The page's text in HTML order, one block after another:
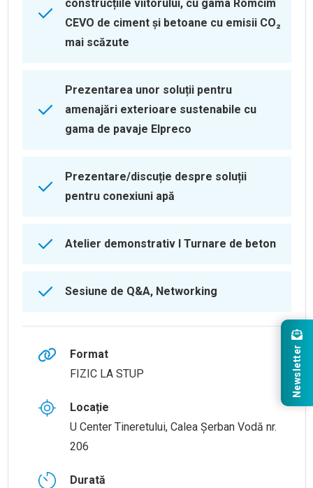
construcțiile viitorului, cu gama Romcim
CEVO de ciment şi betoane cu emisii CO₂
mai scăzute
Prezentarea unor soluții pentru
amenajări exterioare sustenabile cu
gama de pavaje Elpreco
Prezentare/discuție despre soluții
pentru conexiuni apă
Atelier demonstrativ I Turnare de beton
Sesiune de Q&A, Networking
Format
FIZIC LA STUP
Locație
U Center Tineretului, Calea Șerban Vodă nr.
206
Durată
Newsletter